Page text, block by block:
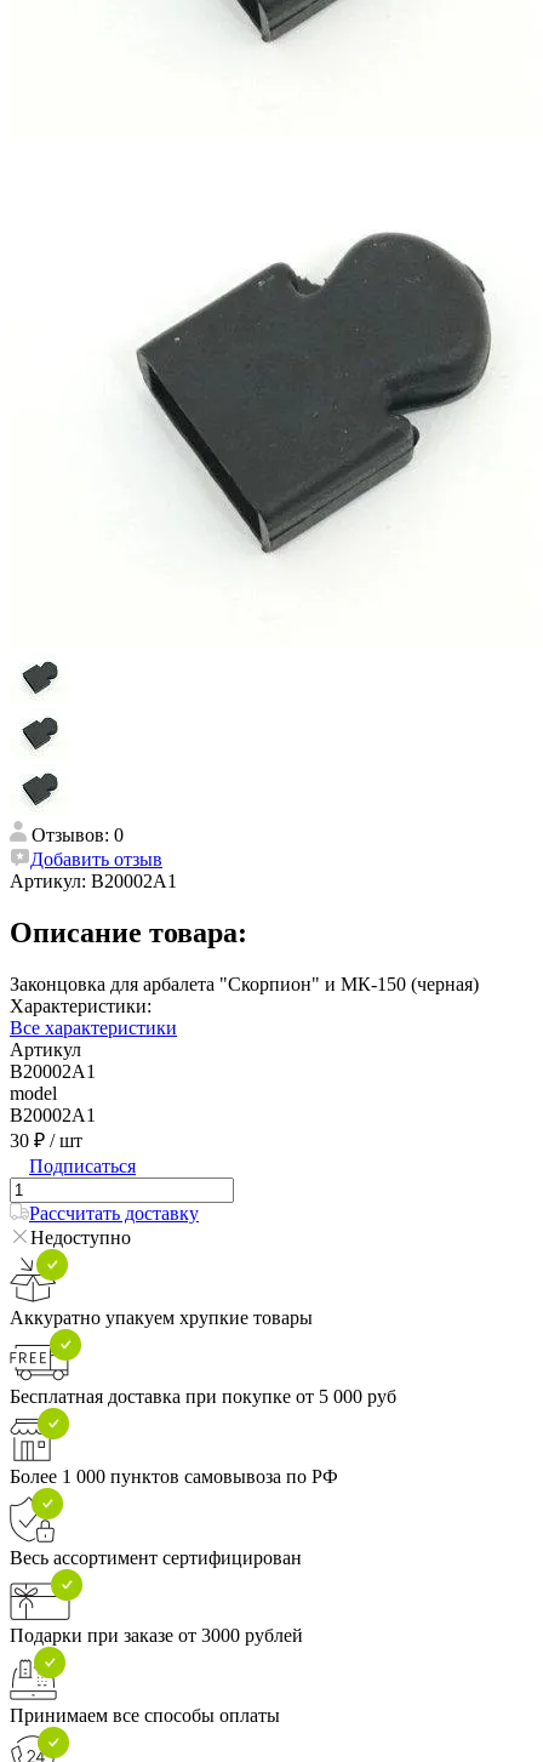
Отзывов: 0
Добавить отзыв
Артикул: B20002A1
Описание товара:
Законцовка для арбалета "Скорпион" и МК-150 (черная)
Характеристики:
Все характеристики
Артикул
B20002A1
model
B20002A1
30 ₽ / шт
Подписаться
Рассчитать доставку
Недоступно
Аккуратно упакуем хрупкие товары
Бесплатная доставка при покупке от 5 000 руб
Более 1 000 пунктов самовывоза по РФ
Весь ассортимент сертифицирован
Подарки при заказе от 3000 рублей
Принимаем все способы оплаты